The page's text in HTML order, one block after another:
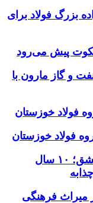
بزرگ فولاد برای
پیش می‌رود
و گاز مارون با
فولاد خوزستان
فولاد خوزستان
از چرخ‌دنده‌های صنعت تا مسیر عشق؛ ۱۰ سال
میراث‌ فرهنگی